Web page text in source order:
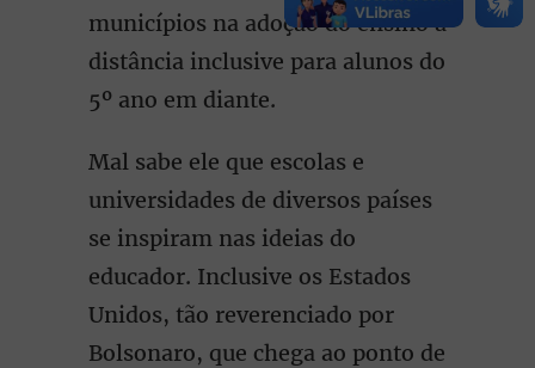
municípios na adoção do ensino a
distância inclusive para alunos do
5º ano em diante.
Mal sabe ele que escolas e
universidades de diversos países
se inspiram nas ideias do
educador. Inclusive os Estados
Unidos, tão reverenciado por
Bolsonaro, que chega ao ponto de